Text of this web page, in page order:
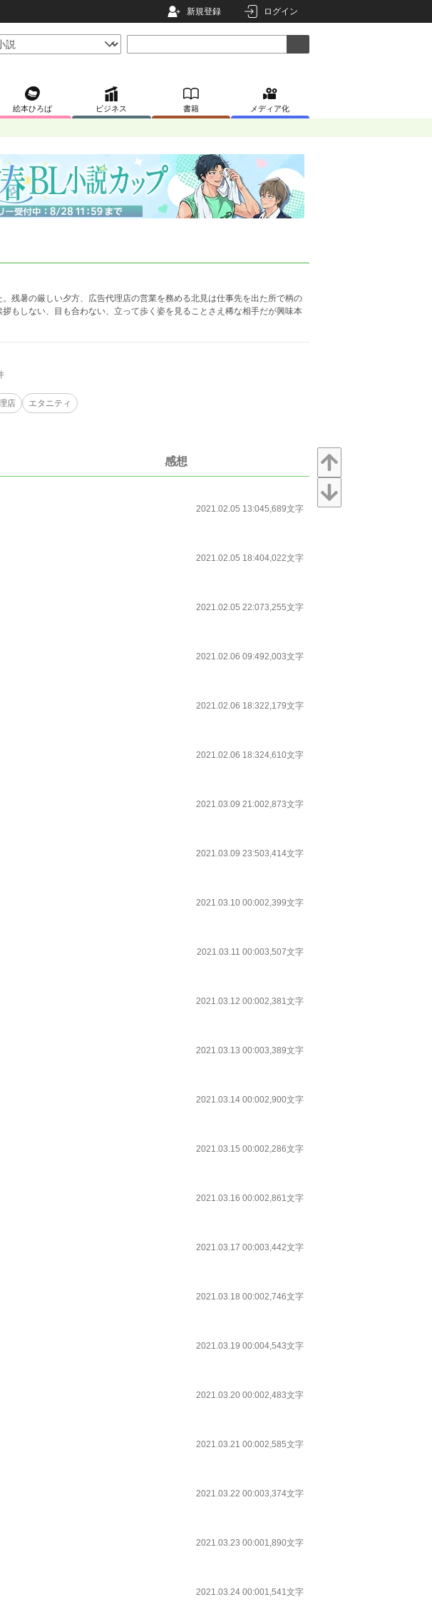
新規登録 ログイン
絵本ひろば ビジネス 書籍 メディア化
残暑の厳しい夕方、広告代理店の営業を務める北見は仕事先を出た所で柄の
もしない、目も合わない、立って歩く姿を見ることさえ稀な相手だが興味本
店 エタニティ
感想
2021.02.05 13:045,689文字
2021.02.05 18:404,022文字
2021.02.05 22:073,255文字
2021.02.06 09:492,003文字
2021.02.06 18:322,179文字
2021.02.06 18:324,610文字
2021.03.09 21:002,873文字
2021.03.09 23:503,414文字
2021.03.10 00:002,399文字
2021.03.11 00:003,507文字
2021.03.12 00:002,381文字
2021.03.13 00:003,389文字
2021.03.14 00:002,900文字
2021.03.15 00:002,286文字
2021.03.16 00:002,861文字
2021.03.17 00:003,442文字
2021.03.18 00:002,746文字
2021.03.19 00:004,543文字
2021.03.20 00:002,483文字
2021.03.21 00:002,585文字
2021.03.22 00:003,374文字
2021.03.23 00:001,890文字
2021.03.24 00:001,541文字